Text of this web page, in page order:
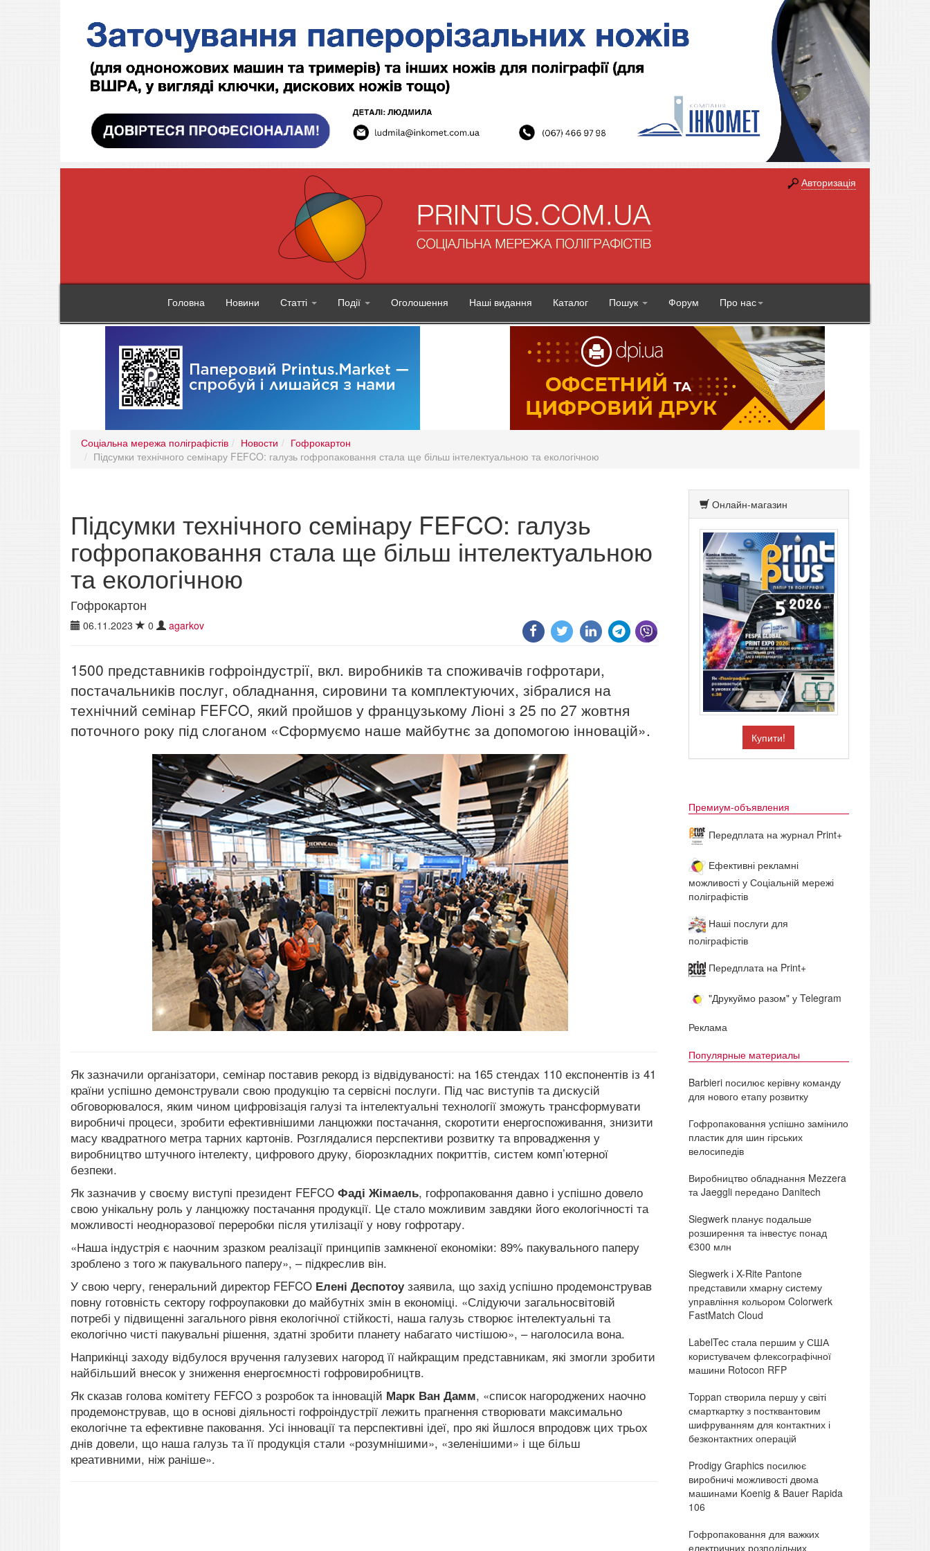
Авторизація
Головна Новини Статті Події Оголошення Наші видання Каталог Пошук Форум Про нас
Соціальна мережа поліграфістів Новости
Гофрокартон
Підсумки технічного семінару FEFCO: галузь гофропаковання стала ще більш інтелектуальною та екологічною
Підсумки технічного семінару FEFCO: галузь
гофропаковання стала ще більш інтелектуальною
та екологічною
Гофрокартон
06.11.2023 0 agarkov
1500 представників гофроіндустрії, вкл. виробників та споживачів гофротари,
постачальників послуг, обладнання, сировини та комплектуючих, зібралися на
технічний семінар FEFCO, який пройшов у французькому Ліоні з 25 по 27 жовтня
поточного року під слоганом «Сформуємо наше майбутнє за допомогою інновацій».
Як зазначили організатори, семінар поставив рекорд із відвідуваності: на 165 стендах 110 експонентів із 41
країни успішно демонстрували свою продукцію та сервісні послуги. Під час виступів та дискусій
обговорювалося, яким чином цифровізація галузі та інтелектуальні технології зможуть трансформувати
виробничі процеси, зробити ефективнішими ланцюжки постачання, скоротити енергоспоживання, знизити
масу квадратного метра тарних картонів. Розглядалися перспективи розвитку та впровадження у
виробництво штучного інтелекту, цифрового друку, біорозкладних покриттів, систем комп’ютерної
безпеки.
Як зазначив у своєму виступі президент FEFCO Фаді Жімаель, гофропаковання давно і успішно довело
свою унікальну роль у ланцюжку постачання продукції. Це стало можливим завдяки його екологічності та
можливості неодноразової переробки після утилізації у нову гофротару.
«Наша індустрія є наочним зразком реалізації принципів замкненої економіки: 89% пакувального паперу
зроблено з того ж пакувального паперу», – підкреслив він.
У свою чергу, генеральний директор FEFCO Елені Деспотоузаявила, що захід успішно продемонстрував
повну готовність сектору гофроупаковки до майбутніх змін в економіці. «Слідуючи загальносвітовій
потребі у підвищенні загального рівня екологічної стійкості, наша галузь створює інтелектуальні та
екологічно чисті пакувальні рішення, здатні зробити планету набагато чистішою», – наголосила вона.
Наприкінці заходу відбулося вручення галузевих нагород її найкращим представникам, які змогли зробити
найбільший внесок у зниження енергоємності гофровиробництв.
Як сказав голова комітету FEFCO з розробок та інновацій Марк Ван Дамм, «список нагороджених наочно
продемонстрував, що в основі діяльності гофроіндустрії лежить прагнення створювати максимально
екологічне та ефективне паковання. Усі інновації та перспективні ідеї, про які йшлося впродовж цих трьох
днів довели, що наша галузь та її продукція стали «розумнішими», «зеленішими» і ще більш
креативними, ніж раніше».
Онлайн-магазин
Купити!
Премиум-объявления
Передплата на журнал Print+
Ефективні рекламні
можливості у Соціальній мережі
поліграфістів
Наші послуги для
поліграфістів
Передплата на Print+
"Друкуймо разом" у Telegram
Реклама
Популярные материалы
Barbieri посилює керівну команду
для нового етапу розвитку
Гофропаковання успішно замінило
пластик для шин гірських
велосипедів
Виробництво обладнання Mezzera
та Jaeggli передано Danitech
Siegwerk планує подальше
розширення та інвестує понад
€300 млн
Siegwerk і X-Rite Pantone
представили хмарну систему
управління кольором Colorwerk
FastMatch Cloud
LabelTec стала першим у США
користувачем флексографічної
машини Rotocon RFP
Toppan створила першу у світі
смарткартку з постквантовим
шифруванням для контактних і
безконтактних операцій
Prodigy Graphics посилює
виробничі можливості двома
машинами Koenig & Bauer Rapida
106
Гофропаковання для важких
електричних розподільчих